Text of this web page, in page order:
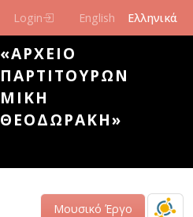
Login English Ελληνικά
«ΑΡΧΕΊΟ
ΠΑΡΤΙΤΟΎΡΩΝ
ΜΊΚΗ
ΘΕΟΔΩΡΆΚΗ»
Μουσικό Έργο